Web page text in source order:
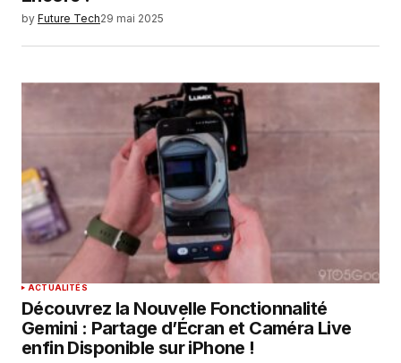
by Future Tech29 mai 2025
ACTUALITÉS
Découvrez la Nouvelle Fonctionnalité
Gemini : Partage d’Écran et Caméra Live
enfin Disponible sur iPhone !